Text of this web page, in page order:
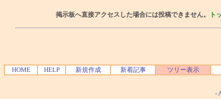
掲示板へ直接アクセスした場合には投稿できません。 ト
HOME HELP 新規作成 新着記事 ツリー表示
-